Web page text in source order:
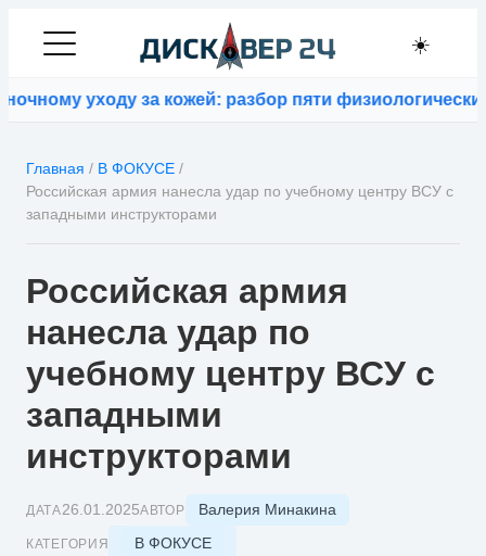
☀️
уходу за кожей: разбор пяти физиологических
Главная / В ФОКУСЕ /
Российская армия нанесла удар по учебному центру ВСУ с
западными инструкторами
Российская армия
нанесла удар по
учебному центру ВСУ с
западными
инструкторами
ДАТА26.01.2025АВТОР Валерия Минакина
КАТЕГОРИЯ В ФОКУСЕ